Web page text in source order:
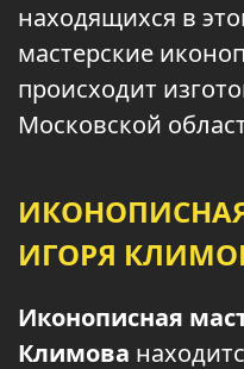
находящихся в
мастерские
происходит
Московской
ИГОРЯ
Иконописная
Климова